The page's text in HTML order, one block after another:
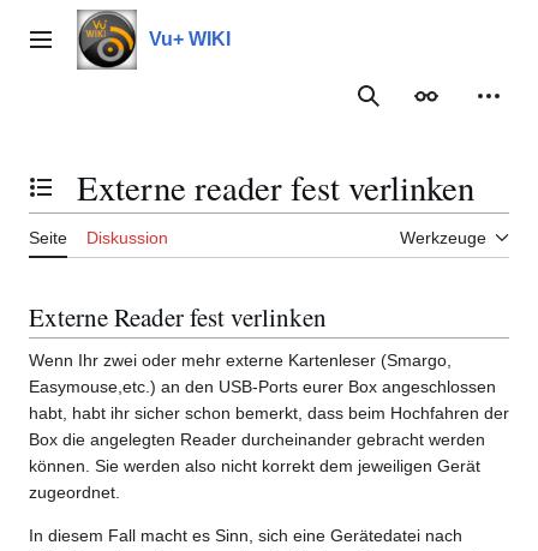
Inhalt
springenHauptmenü Vu+ WIKI
Suche
Inhaltsverzeichnis umschalten
Externe reader fest verlinken
Seite Diskussion Werkzeuge
Externe Reader fest verlinken
Wenn Ihr zwei oder mehr externe Kartenleser (Smargo,
Easymouse,etc.) an den USB-Ports eurer Box angeschlossen
habt, habt ihr sicher schon bemerkt, dass beim Hochfahren der
Box die angelegten Reader durcheinander gebracht werden
können. Sie werden also nicht korrekt dem jeweiligen Gerät
zugeordnet.
In diesem Fall macht es Sinn, sich eine Gerätedatei nach